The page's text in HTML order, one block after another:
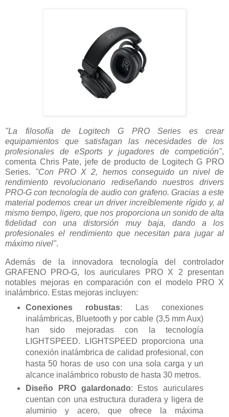
"La filosofía de Logitech G PRO Series es crear
equipamientos que satisfagan las necesidades de los
profesionales de eSports y jugadores de competición",
comenta Chris Pate, jefe de producto de Logitech G PRO
Series. "Con PRO X 2, hemos conseguido un nivel de
rendimiento revolucionario rediseñando nuestros drivers
PRO-G con tecnología de audio con grafeno. Gracias a este
material podemos crear un driver increíblemente rígido y, al
mismo tiempo, ligero, que nos proporciona un sonido de alta
fidelidad con una distorsión muy baja, dando a los
profesionales el rendimiento que necesitan para jugar al
máximo nivel".
Además de la innovadora tecnología del controlador
GRAFENO PRO-G, los auriculares PRO X 2 presentan
notables mejoras en comparación con el modelo PRO X
inalámbrico. Estas mejoras incluyen:
Conexiones robustas: Las conexiones
inalámbricas, Bluetooth y por cable (3,5 mm Aux)
han sido mejoradas con la tecnología
LIGHTSPEED. LIGHTSPEED proporciona una
conexión inalámbrica de calidad profesional, con
hasta 50 horas de uso con una sola carga y un
alcance inalámbrico robusto de hasta 30 metros.
Diseño PRO galardonado: Estos auriculares
cuentan con una estructura duradera y ligera de
aluminio y acero, que ofrece la máxima